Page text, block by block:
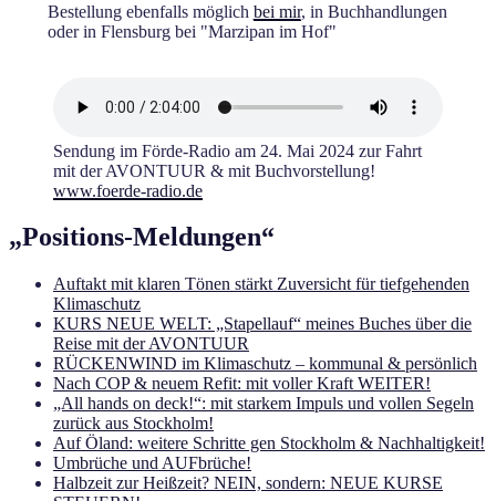
Bestellung ebenfalls möglich bei mir, in Buchhandlungen
oder in Flensburg bei "Marzipan im Hof"
Sendung im Förde-Radio am 24. Mai 2024 zur Fahrt
mit der AVONTUUR & mit Buchvorstellung!
www.foerde-radio.de
„Positions-Meldungen“
Auftakt mit klaren Tönen stärkt Zuversicht für tiefgehenden
Klimaschutz
KURS NEUE WELT: „Stapellauf“ meines Buches über die
Reise mit der AVONTUUR
RÜCKENWIND im Klimaschutz – kommunal & persönlich
Nach COP & neuem Refit: mit voller Kraft WEITER!
„All hands on deck!“: mit starkem Impuls und vollen Segeln
zurück aus Stockholm!
Auf Öland: weitere Schritte gen Stockholm & Nachhaltigkeit!
Umbrüche und AUFbrüche!
Halbzeit zur Heißzeit? NEIN, sondern: NEUE KURSE